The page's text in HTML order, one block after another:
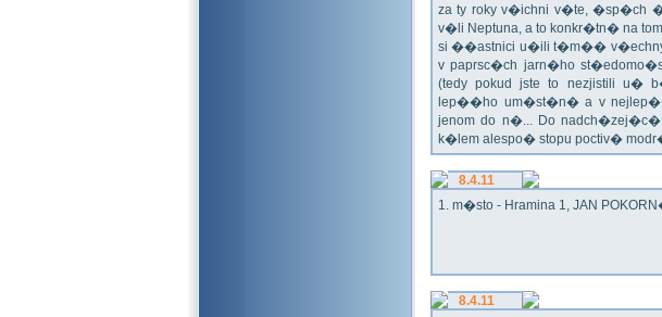
za ty roky v�ichni v�te, �sp�ch
v�li Neptuna, a to konkr�tn� na
si ��astnici u�ili t�m��
v paprsc�ch jarn�ho
(tedy pokud jste to nezjistili u�
lep��ho um�st�n� a v
jenom do n�... Do
k�lem alespo� stopu poctiv�
8.4.11
1. m�sto - Hramina 1, JAN
8.4.11